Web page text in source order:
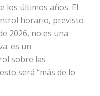
los últimos años. El
horario, previsto
2026, no es una
es un
sobre las
será “más de lo